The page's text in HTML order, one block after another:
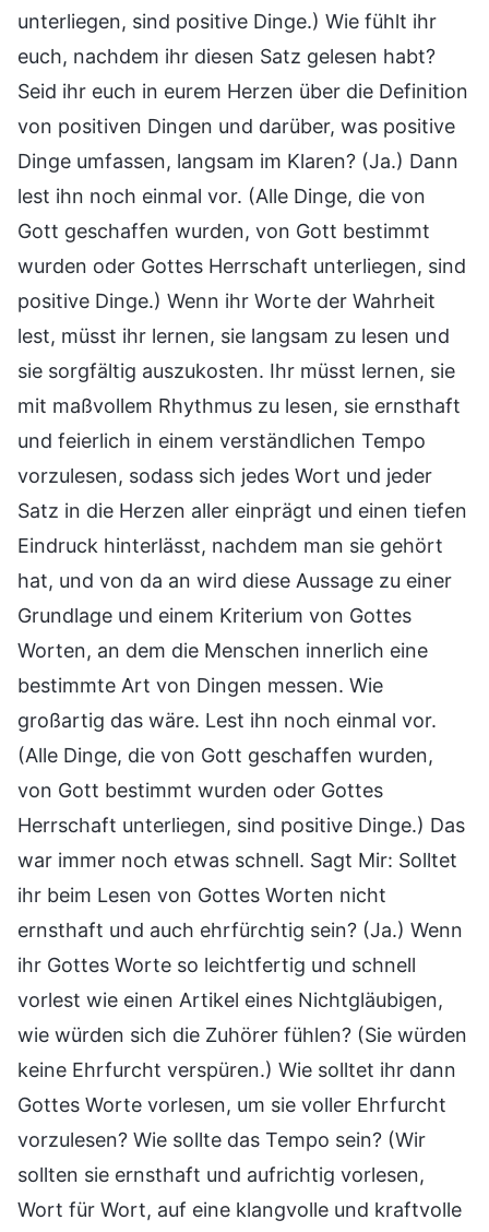
unterliegen, sind positive Dinge.) Wie fühlt ihr
euch, nachdem ihr diesen Satz gelesen habt?
Seid ihr euch in eurem Herzen über die Definition
von positiven Dingen und darüber, was positive
Dinge umfassen, langsam im Klaren? (Ja.) Dann
lest ihn noch einmal vor. (Alle Dinge, die von
Gott geschaffen wurden, von Gott bestimmt
wurden oder Gottes Herrschaft unterliegen, sind
positive Dinge.) Wenn ihr Worte der Wahrheit
lest, müsst ihr lernen, sie langsam zu lesen und
sie sorgfältig auszukosten. Ihr müsst lernen, sie
mit maßvollem Rhythmus zu lesen, sie ernsthaft
und feierlich in einem verständlichen Tempo
vorzulesen, sodass sich jedes Wort und jeder
Satz in die Herzen aller einprägt und einen tiefen
Eindruck hinterlässt, nachdem man sie gehört
hat, und von da an wird diese Aussage zu einer
Grundlage und einem Kriterium von Gottes
Worten, an dem die Menschen innerlich eine
bestimmte Art von Dingen messen. Wie
großartig das wäre. Lest ihn noch einmal vor.
(Alle Dinge, die von Gott geschaffen wurden,
von Gott bestimmt wurden oder Gottes
Herrschaft unterliegen, sind positive Dinge.) Das
war immer noch etwas schnell. Sagt Mir: Solltet
ihr beim Lesen von Gottes Worten nicht
ernsthaft und auch ehrfürchtig sein? (Ja.) Wenn
ihr Gottes Worte so leichtfertig und schnell
vorlest wie einen Artikel eines Nichtgläubigen,
wie würden sich die Zuhörer fühlen? (Sie würden
keine Ehrfurcht verspüren.) Wie solltet ihr dann
Gottes Worte vorlesen, um sie voller Ehrfurcht
vorzulesen? Wie sollte das Tempo sein? (Wir
sollten sie ernsthaft und aufrichtig vorlesen,
Wort für Wort, auf eine klangvolle und kraftvolle